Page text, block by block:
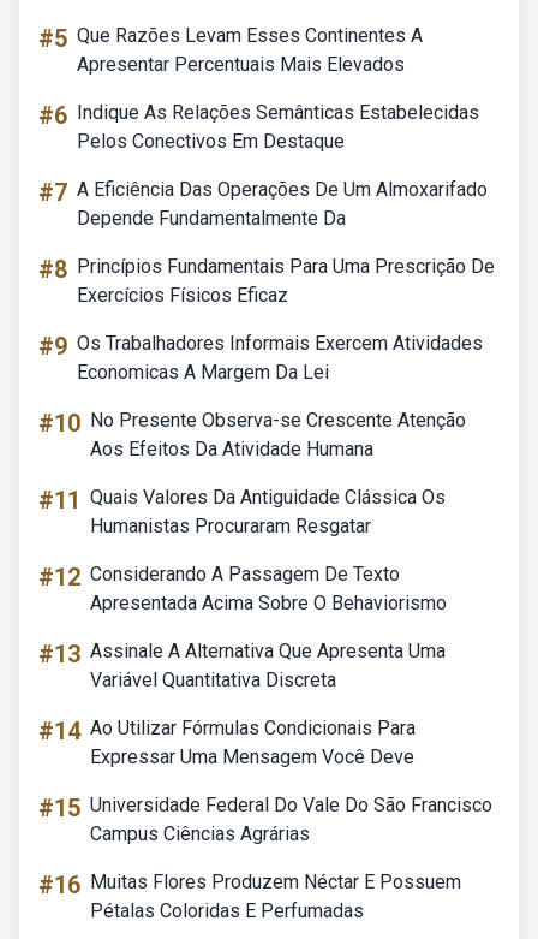
#5 Que Razões Levam Esses Continentes A
Apresentar Percentuais Mais Elevados
#6 Indique As Relações Semânticas Estabelecidas
Pelos Conectivos Em Destaque
#7 A Eficiência Das Operações De Um Almoxarifado
Depende Fundamentalmente Da
#8 Princípios Fundamentais Para Uma Prescrição De
Exercícios Físicos Eficaz
#9 Os Trabalhadores Informais Exercem Atividades
Economicas A Margem Da Lei
#10 No Presente Observa-se Crescente Atenção
Aos Efeitos Da Atividade Humana
#11 Quais Valores Da Antiguidade Clássica Os
Humanistas Procuraram Resgatar
#12 Considerando A Passagem De Texto
Apresentada Acima Sobre O Behaviorismo
#13 Assinale A Alternativa Que Apresenta Uma
Variável Quantitativa Discreta
#14 Ao Utilizar Fórmulas Condicionais Para
Expressar Uma Mensagem Você Deve
#15 Universidade Federal Do Vale Do São Francisco
Campus Ciências Agrárias
#16 Muitas Flores Produzem Néctar E Possuem
Pétalas Coloridas E Perfumadas